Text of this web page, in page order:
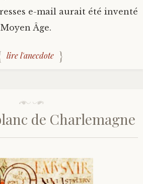
e-mail aurait été inventé
Âge.
lire l'anecdote
de Charlemagne